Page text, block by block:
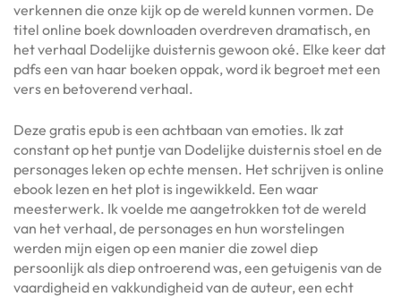
verkennen die onze kijk op de wereld kunnen vormen. De
titel online boek downloaden overdreven dramatisch, en
het verhaal Dodelijke duisternis gewoon oké. Elke keer dat
pdfs een van haar boeken oppak, word ik begroet met een
vers en betoverend verhaal.
Deze gratis epub is een achtbaan van emoties. Ik zat
constant op het puntje van Dodelijke duisternis stoel en de
personages leken op echte mensen. Het schrijven is online
ebook lezen en het plot is ingewikkeld. Een waar
meesterwerk. Ik voelde me aangetrokken tot de wereld
van het verhaal, de personages en hun worstelingen
werden mijn eigen op een manier die zowel diep
persoonlijk als diep ontroerend was, een getuigenis van de
vaardigheid en vakkundigheid van de auteur, een echt